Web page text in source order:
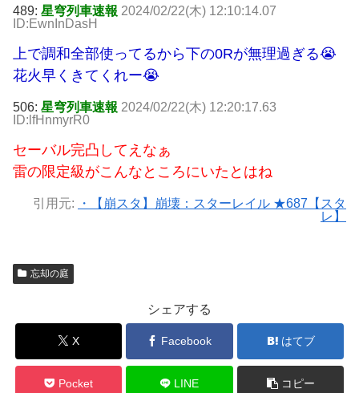
489: 星穹列車速報 2024/02/22(木) 12:10:14.07
ID:EwnInDasH
上で調和全部使ってるから下の0Rが無理過ぎる😭
花火早くきてくれー😭
506: 星穹列車速報 2024/02/22(木) 12:20:17.63
ID:lfHnmyrR0
セーバル完凸してえなぁ
雷の限定級がこんなところにいたとはね
引用元:
・【崩スタ】崩壊：スターレイル ★687【スタ
レ】
忘却の庭
シェアする
X Facebook はてブ
Pocket LINE コピー